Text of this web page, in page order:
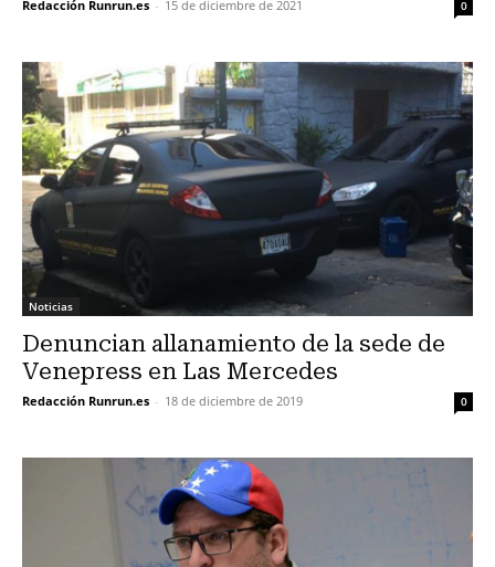
Redacción Runrun.es - 15 de diciembre de 2021 0
Noticias
Denuncian allanamiento de la sede de
Venepress en Las Mercedes
Redacción Runrun.es - 18 de diciembre de 2019 0